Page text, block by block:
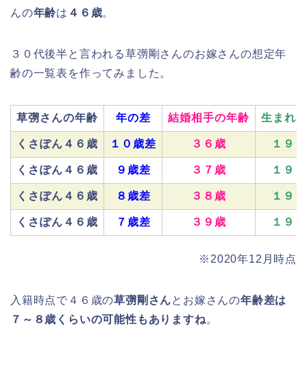
んの年齢は ４６歳。
３０代後半と言われる草彅剛さんのお嫁さんの想定年
齢の一覧表を作ってみました。
草彅さんの年齢 年の差 結婚相手の年齢 生まれ
くさぽん４６歳 １０歳差 ３６歳 １９
くさぽん４６歳 ９歳差 ３７歳 １９
くさぽん４６歳 ８歳差 ３８歳 １９
くさぽん４６歳 ７歳差 ３９歳 １９
※2020年12月時点
入籍時点で４６歳の草彅剛さんとお嫁さんの年齢差は
７～８歳くらいの可能性もありますね。